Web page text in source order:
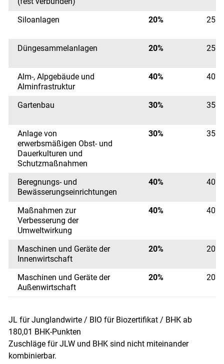
Siloanlagen 20% 25%
Düngesammelanlagen 20% 25%
Alm-, Alpgebäude und
Alminfrastruktur
40% 40%
Gartenbau 30% 35%
Anlage von
erwerbsmäßigen Obst- und
Dauerkulturen und
Schutzmaßnahmen
30% 35%
Beregnungs- und
Bewässerungseinrichtungen
40% 40%
Maßnahmen zur
Verbesserung der
Umweltwirkung
40% 40%
Maschinen und Geräte der
Innenwirtschaft
20% 20%
Maschinen und Geräte der
Außenwirtschaft
20% 20%
JL für Junglandwirte / BIO für Biozertifikat / BHK ab
180,01 BHK-Punkten
Zuschläge für JLW und BHK sind nicht miteinander
kombinierbar.